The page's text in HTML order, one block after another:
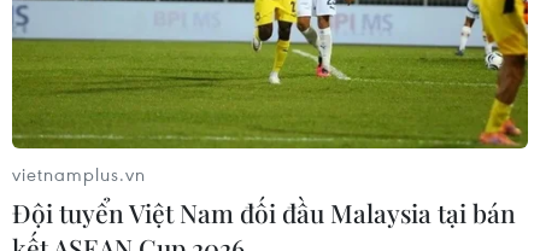
môi trường khiến người dân bức xúc.
vietnamplus.vn
Đội tuyển Việt Nam đối đầu Malaysia tại bán